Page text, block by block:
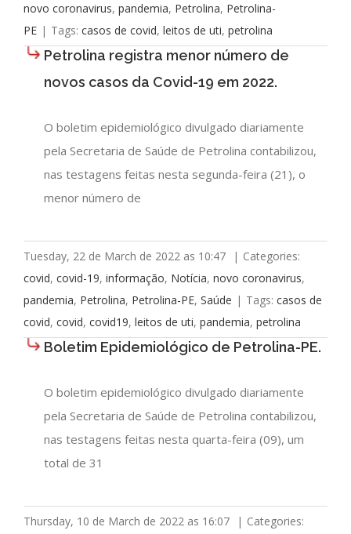
novo coronavirus, pandemia, Petrolina, Petrolina-
PE | Tags: casos de covid, leitos de uti, petrolina
Petrolina registra menor número de
novos casos da Covid-19 em 2022.
O boletim epidemiológico divulgado diariamente
pela Secretaria de Saúde de Petrolina contabilizou,
nas testagens feitas nesta segunda-feira (21), o
menor número de
Tuesday, 22 de March de 2022 as 10:47 | Categories:
covid, covid-19, informação, Notícia, novo coronavirus,
pandemia, Petrolina, Petrolina-PE, Saúde | Tags: casos de
covid, covid, covid19, leitos de uti, pandemia, petrolina
Boletim Epidemiológico de Petrolina-PE.
O boletim epidemiológico divulgado diariamente
pela Secretaria de Saúde de Petrolina contabilizou,
nas testagens feitas nesta quarta-feira (09), um
total de 31
Thursday, 10 de March de 2022 as 16:07 | Categories: